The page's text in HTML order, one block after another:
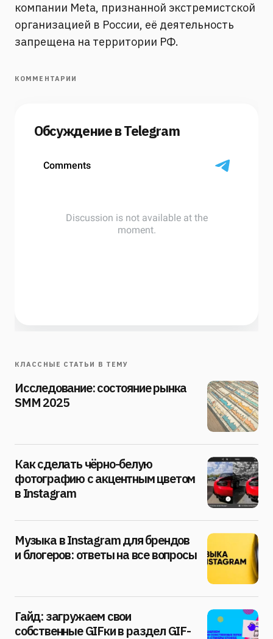
компании Meta, признанной экстремистской
организацией в России, её деятельность
запрещена на территории РФ.
КОММЕНТАРИИ
Обсуждение в Telegram
КЛАССНЫЕ СТАТЬИ В ТЕМУ
Исследование: состояние рынка
SMM 2025
Как сделать чёрно-белую
фотографию с акцентным цветом
в Instagram
Музыка в Instagram для брендов
и блогеров: ответы на все вопросы
Гайд: загружаем свои
собственные GIFки в раздел GIF-